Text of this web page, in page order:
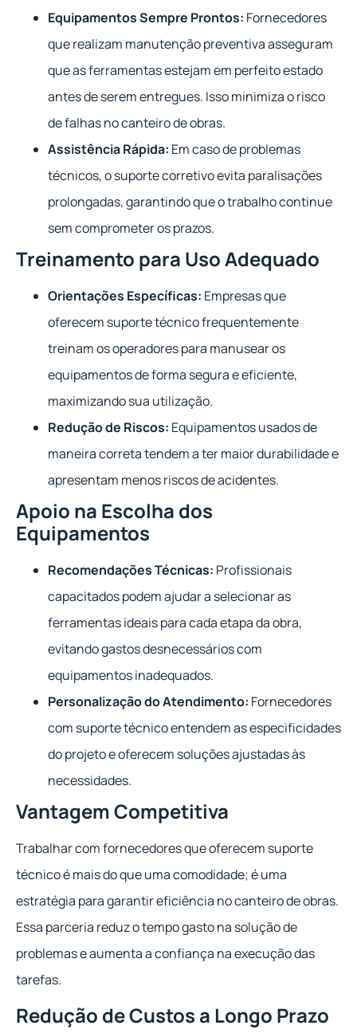
Equipamentos Sempre Prontos: Fornecedores
que realizam manutenção preventiva asseguram
que as ferramentas estejam em perfeito estado
antes de serem entregues. Isso minimiza o risco
de falhas no canteiro de obras.
Assistência Rápida: Em caso de problemas
técnicos, o suporte corretivo evita paralisações
prolongadas, garantindo que o trabalho continue
sem comprometer os prazos.
Treinamento para Uso Adequado
Orientações Específicas: Empresas que
oferecem suporte técnico frequentemente
treinam os operadores para manusear os
equipamentos de forma segura e eficiente,
maximizando sua utilização.
Redução de Riscos: Equipamentos usados de
maneira correta tendem a ter maior durabilidade e
apresentam menos riscos de acidentes.
Apoio na Escolha dos
Equipamentos
Recomendações Técnicas: Profissionais
capacitados podem ajudar a selecionar as
ferramentas ideais para cada etapa da obra,
evitando gastos desnecessários com
equipamentos inadequados.
Personalização do Atendimento: Fornecedores
com suporte técnico entendem as especificidades
do projeto e oferecem soluções ajustadas às
necessidades.
Vantagem Competitiva
Trabalhar com fornecedores que oferecem suporte
técnico é mais do que uma comodidade; é uma
estratégia para garantir eficiência no canteiro de obras.
Essa parceria reduz o tempo gasto na solução de
problemas e aumenta a confiança na execução das
tarefas.
Redução de Custos a Longo Prazo